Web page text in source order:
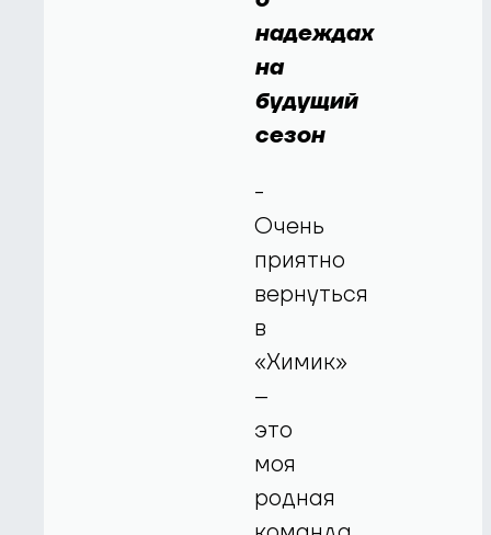
надеждах
на
будущий
сезон
-
Очень
приятно
вернуться
в
«Химик»
–
это
моя
родная